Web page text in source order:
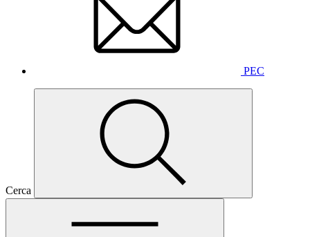
PEC
Cerca